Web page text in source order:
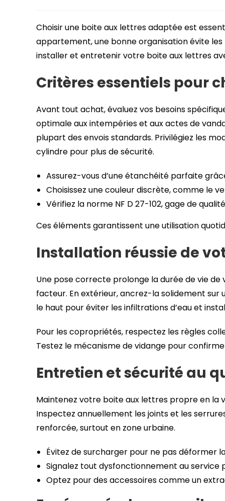
Choisir une boite aux lettres adaptée est
appartement, une bonne organisation évite
installer et entretenir votre boite aux lettres
Critères essentiels pour
Avant tout achat, évaluez vos besoins
optimale aux intempéries et aux actes de
plupart des envois standards. Privilégiez les
cylindre pour plus de sécurité.
Assurez-vous d’une étanchéité parfaite
Choisissez une couleur discrète, comme le
Vérifiez la norme NF D 27-102, gage de
Ces éléments garantissent une utilisation
Installation réussie de
Une pose correcte prolonge la durée de vie de
facteur. En extérieur, ancrez-la solidement
le haut pour éviter les infiltrations d’eau et
Pour les copropriétés, respectez les règles
Testez le mécanisme de vidange pour
Entretien et sécurité au
Maintenez votre boite aux lettres propre en la
Inspectez annuellement les joints et les
renforcée, surtout en zone urbaine.
Évitez de surcharger pour ne pas déformer
Signalez tout dysfonctionnement au service
Optez pour des accessoires comme un